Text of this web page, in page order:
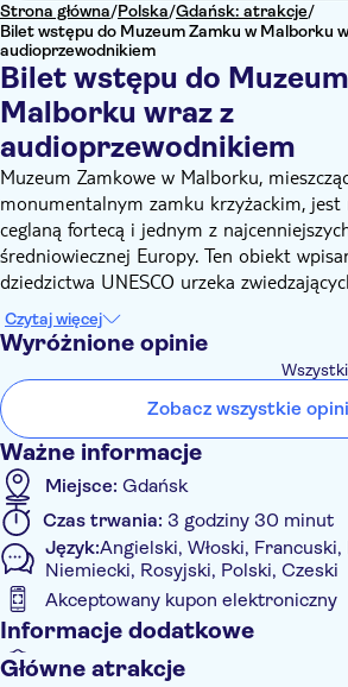
Strona główna/Polska/Gdańsk: atrakcje/
Bilet wstępu do Muzeum Zamku w Malborku
audioprzewodnikiem
Bilet wstępu do
Malborku wraz z
audioprzewodnikiem
Muzeum Zamkowe w Malborku,
monumentalnym zamku krzyżackim, jest
ceglaną fortecą i jednym z
średniowiecznej Europy. Ten obiekt
dziedzictwa UNESCO urzeka
architekturą i bogatą historią. Od 1961
prezentuje imponującą kolekcję
średniowieczne elementy
bursztynu, broń oraz eksponaty
zamek ten pełni rolę tętniącego życiem
przyciągając co roku setki tysięcy
niezapomnianym wystawom i
tle miejsca przesiąkniętego historią.
W ciągu około trzech i pół godziny
przeszłość twierdzy i odkryjesz siedem
niezwykłego miejsca. Podczas tej
mniej znanych i często zaskakujących
zadziwiają, inspirują i skłaniają do
które na długo pozostanie w Twojej
obejmuje całą ścieżkę spacerową.
Czytaj więcej
Wyróżnione opinie
Zobacz wszystkie
Ważne informacje
Miejsce: Gdańsk
Czas trwania: 3 godziny 30 minut
Język:Angielski, Włoski, Francuski,
Niemiecki, Rosyjski, Polski, Czeski
Akceptowany kupon elektroniczny
Informacje dodatkowe
Natychmiastowe potwierdzenie
Główne atrakcje